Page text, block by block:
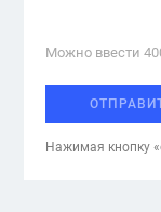
Можно ввести
Нажимая кнопку